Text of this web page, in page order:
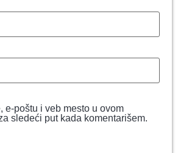
e-poštu i veb mesto u ovom
sledeći put kada komentarišem.